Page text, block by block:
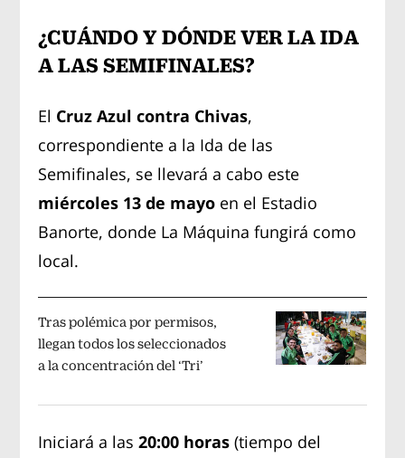
¿CUÁNDO Y DÓNDE VER LA IDA
A LAS SEMIFINALES?
El Cruz Azul contra Chivas,
correspondiente a la Ida de las
Semifinales, se llevará a cabo este
miércoles 13 de mayo en el Estadio
Banorte, donde La Máquina fungirá como
local.
Tras polémica por permisos,
llegan todos los seleccionados
a la concentración del ‘Tri’
Iniciará a las 20:00 horas(tiempo del